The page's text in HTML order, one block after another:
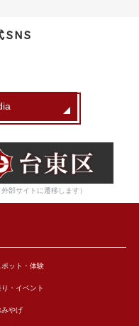
SNS
外部サイトに遷移します）
ポット・体験
り・イベント
みやげ